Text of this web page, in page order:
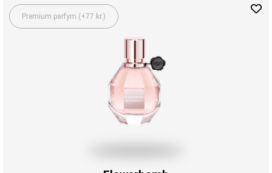
Premium parfym (+77 kr.)